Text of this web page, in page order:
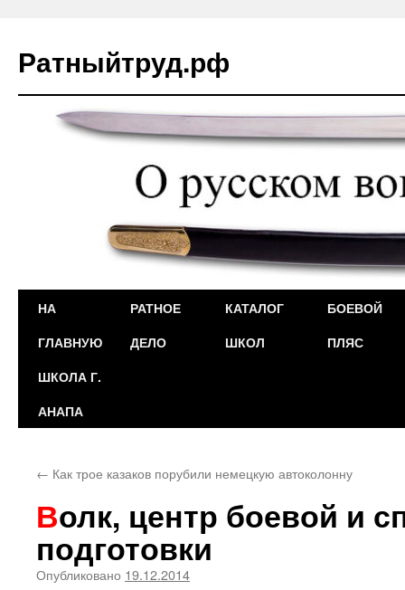
Ратныйтруд.рф
Перейти
содержимому
НА
ГЛАВНУЮ
РАТНОЕ
ДЕЛО
КАТАЛОГ
ШКОЛ
БОЕВОЙ
ПЛЯС
ШКОЛА Г.
АНАПА
← Как трое казаков порубили немецкую автоколонну
Волк, центр боевой и специальной
подготовки
Опубликовано 19.12.2014